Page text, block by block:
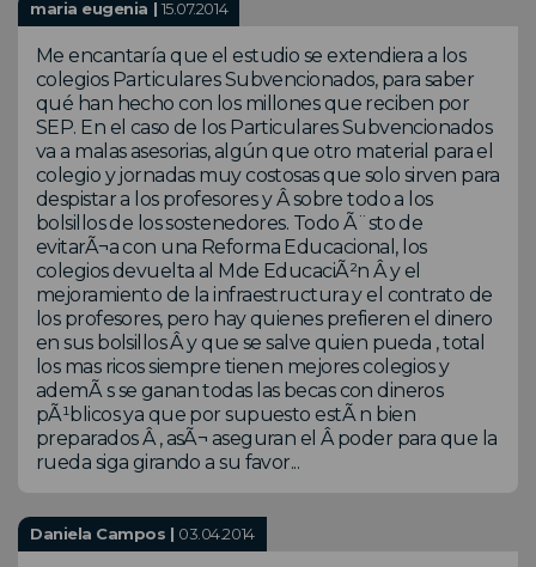
maria eugenia | 15.07.2014
Me encantaría que el estudio se extendiera a los
colegios Particulares Subvencionados, para saber
qué han hecho con los millones que reciben por
SEP. En el caso de los Particulares Subvencionados
va a malas asesorias, algún que otro material para el
colegio y jornadas muy costosas que solo sirven para
despistar a los profesores y Â sobre todo a los
bolsillos de los sostenedores. Todo Ã¨sto de
evitarÃ¬a con una Reforma Educacional, los
colegios devuelta al Mde EducaciÃ²n Â y el
mejoramiento de la infraestructura y el contrato de
los profesores, pero hay quienes prefieren el dinero
en sus bolsillos Â y que se salve quien pueda , total
los mas ricos siempre tienen mejores colegios y
ademÃ s se ganan todas las becas con dineros
pÃ¹blicos ya que por supuesto estÃ n bien
preparados Â , asÃ¬ aseguran el Â poder para que la
rueda siga girando a su favor...
Daniela Campos | 03.04.2014